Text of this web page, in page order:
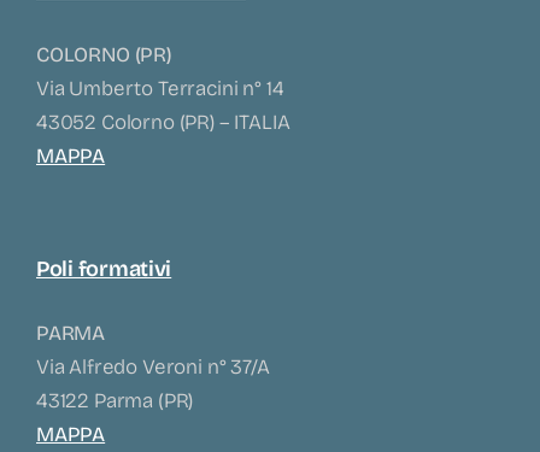
COLORNO (PR)
Via Umberto Terracini n° 14
43052 Colorno (PR) – ITALIA
MAPPA
Poli formativi
PARMA
Via Alfredo Veroni n° 37/A
43122 Parma (PR)
MAPPA